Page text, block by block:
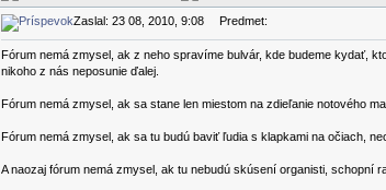
Zaslal: 23 08, 2010, 9:08 Predmet:
Fórum nemá zmysel, ak z neho spravíme bulvár, kde budeme kydať,
nikoho z nás neposunie ďalej.
Fórum nemá zmysel, ak sa stane len miestom na zdieľanie notového
Fórum nemá zmysel, ak sa tu budú baviť ľudia s klapkami na očiach,
A naozaj fórum nemá zmysel, ak tu nebudú skúsení organisti, schopní